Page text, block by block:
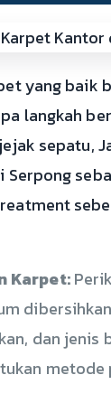
yang baik
langkah
sepatu,
Serpong
Karpet:
dan jenis
metode